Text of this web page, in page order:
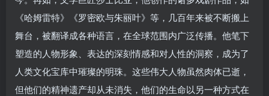
《哈姆雷特》《罗密欧与朱丽叶》等，几百年来被不断搬上
舞台，被翻译成各种语言，在全球范围内广泛传播。他笔下
塑造的人物形象、表达的深刻情感和对人性的洞察，成为了
人类文化宝库中璀璨的明珠。这些伟大人物虽然肉体已逝，
但他们的精神遗产却从未消失，他们的生命以另一种方式在